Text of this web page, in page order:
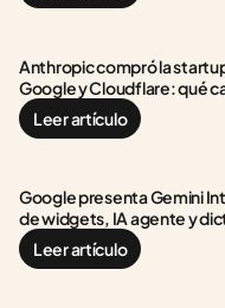
Anthropic compró la
Google y Cloudflare: qué
Leer artículo
Google presenta Gemini
de widgets, IA agente y
Leer artículo